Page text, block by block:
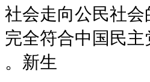
社会走向公民社
完全符合中国民
新生。